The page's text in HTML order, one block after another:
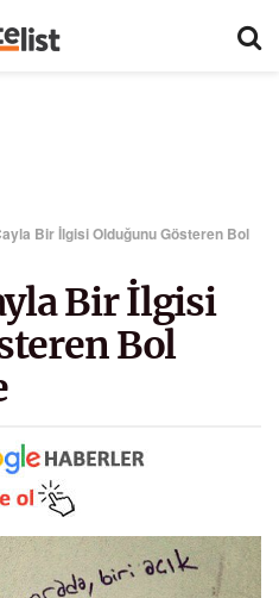
Bir İlgisi Olduğunu Gösteren Bol
Bir İlgisi
Bol